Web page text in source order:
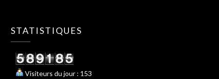
STATISTIQUES
Visiteurs du jour : 153